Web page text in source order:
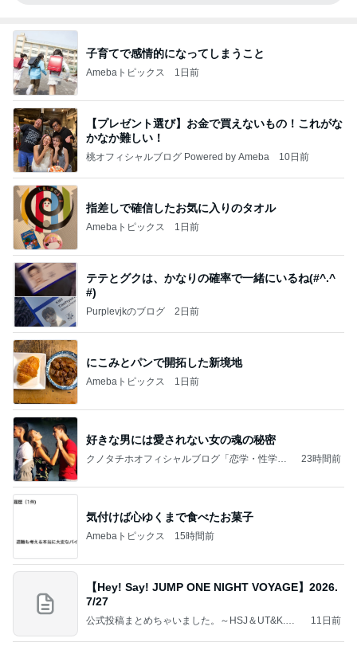
子育てで感情的になってしまうこと
Amebaトピックス 1日前
【プレゼント選び】お金で買えないもの！これがな
かなか難しい！
桃オフィシャルブログ Powered by Ameba 10日前
指差しで確信したお気に入りのタオル
Amebaトピックス 1日前
テテとグクは、かなりの確率で一緒にいるね(#^.^
#)
Purplevjkのブログ 2日前
にこみとパンで開拓した新境地
Amebaトピックス 1日前
好きな男には愛されない女の魂の秘密
クノタチホオフィシャルブログ「恋学・性学研
23時間前
気付けば心ゆくまで食べたお菓子
Amebaトピックス 15時間前
【Hey! Say! JUMP ONE NIGHT VOYAGE】2026.
7/27
公式投稿まとめちゃいました。～HSJ＆UT&K.O.
11日前